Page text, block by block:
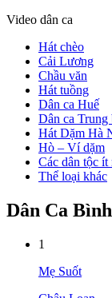
Video dân ca
Hát chèo
Cải Lương
Chầu văn
Hát tuồng
Dân ca Huế
Dân ca Trung
Hát Dặm Hà
Hò – Ví dặm
Các dân tộc ít
Thể loại khác
Dân Ca
1
Mẹ Suốt